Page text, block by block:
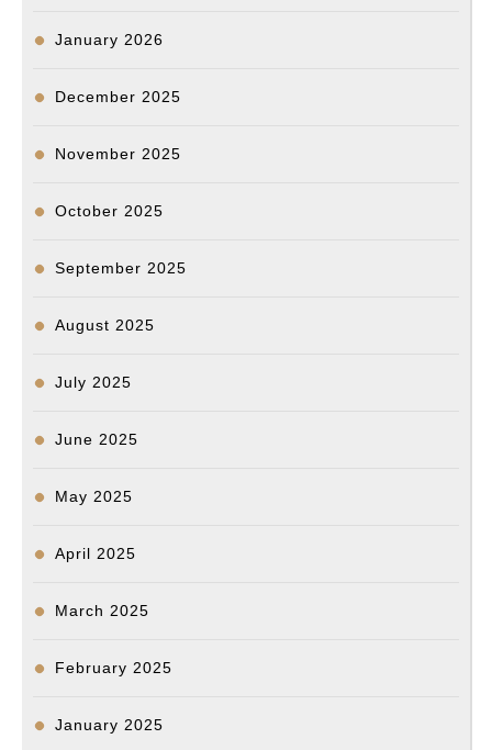
January 2026
December 2025
November 2025
October 2025
September 2025
August 2025
July 2025
June 2025
May 2025
April 2025
March 2025
February 2025
January 2025